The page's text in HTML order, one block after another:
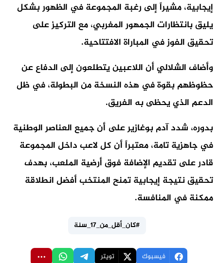
إيجابية، مشيراً إلى رغبة المجموعة في الظهور بشكل
يليق بانتظارات الجمهور المغربي، مع التركيز على
تحقيق الفوز في المباراة الافتتاحية.
وأضاف الشلالي أن اللاعبين يتطلعون إلى الدفاع عن
حظوظهم بقوة في هذه النسخة من البطولة، في ظل
الدعم الذي يحظى به الفريق.
بدوره، شدد آدم بوغازير على أن جميع العناصر الوطنية
في جاهزية تامة، معتبراً أن كل لاعب داخل المجموعة
قادر على تقديم الإضافة فوق أرضية الملعب، بهدف
تحقيق نتيجة إيجابية تمنح المنتخب أفضل انطلاقة
ممكنة في المنافسة.
#كان_أقل_من_17_سنة
فيسبوك تويتر